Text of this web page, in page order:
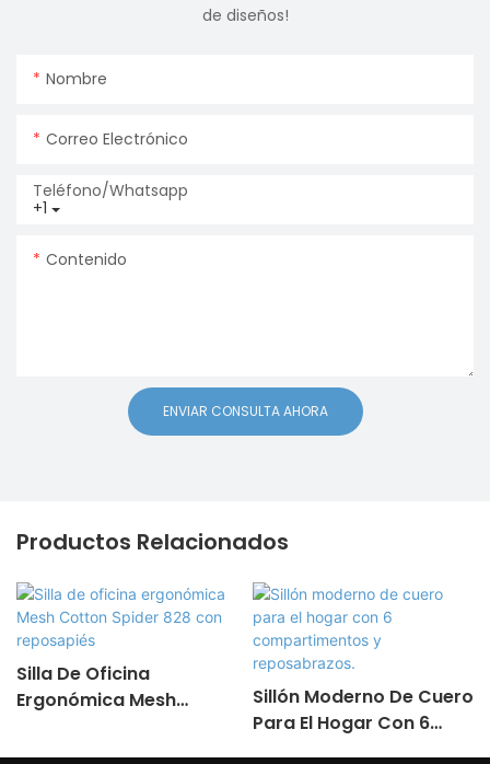
de diseños!
Nombre
Correo Electrónico
+1
Teléfono/whatsapp
Contenido
ENVIAR CONSULTA AHORA
Productos Relacionados
Silla De Oficina
Ergonómica Mesh
Reposapiés
Sillón Moderno De Cuero
Para El Hogar Con 6